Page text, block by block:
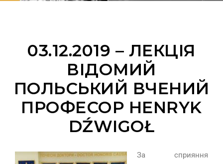
03.12.2019 – ЛЕКЦІЯ
ВІДОМИЙ
ПОЛЬСЬКИЙ ВЧЕНИЙ
ПРОФЕСОР HENRYK
DŹWIGOŁ
За сприяння